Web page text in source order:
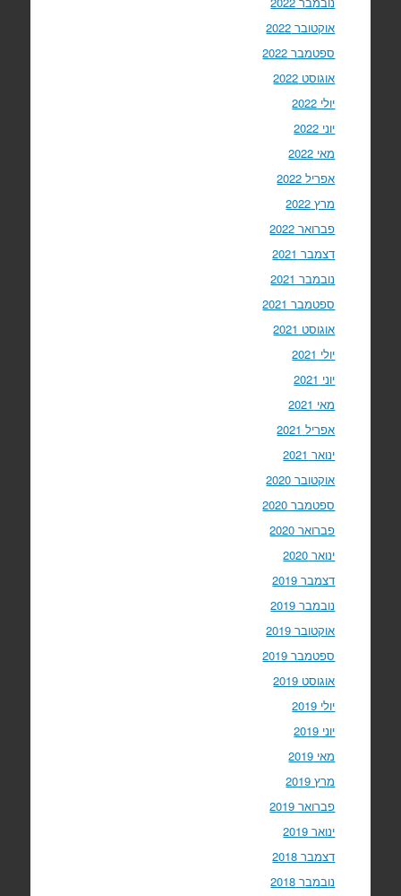
אוקטובר 2022
ספטמבר 2022
אוגוסט 2022
יולי 2022
יוני 2022
מאי 2022
אפריל 2022
מרץ 2022
פברואר 2022
דצמבר 2021
נובמבר 2021
ספטמבר 2021
אוגוסט 2021
יולי 2021
יוני 2021
מאי 2021
אפריל 2021
ינואר 2021
אוקטובר 2020
ספטמבר 2020
פברואר 2020
ינואר 2020
דצמבר 2019
נובמבר 2019
אוקטובר 2019
ספטמבר 2019
אוגוסט 2019
יולי 2019
יוני 2019
מאי 2019
מרץ 2019
פברואר 2019
ינואר 2019
דצמבר 2018
נובמבר 2018